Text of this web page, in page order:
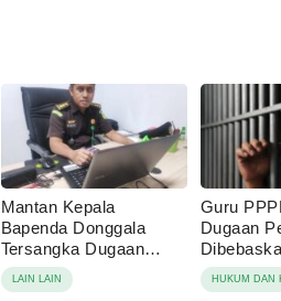
Mantan Kepala
Bapenda Donggala
Tersangka Dugaan
Korupsi Pajak Tambang
LAIN LAIN
Guru
Dugaan
Sebut
Keluarga
HUKUM DAN